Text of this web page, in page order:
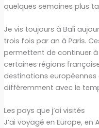
quelques semaines plus
Je vis toujours à Bali
trois fois par an à Paris.
permettent de continuer
certaines régions
destinations européennes
différemment avec le
Les pays que j’ai visités
J’ai voyagé en Europe, en